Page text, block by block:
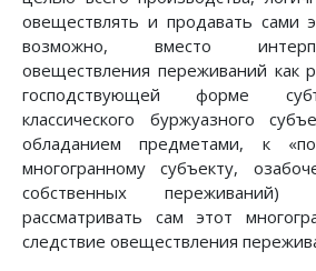
овеществлять и продавать сами
возможно, вместо
овеществления переживаний как
господствующей форме
классического буржуазного
обладанием предметами, к
многогранному субъекту,
собственных переживаний)
рассматривать сам этот
следствие овеществления